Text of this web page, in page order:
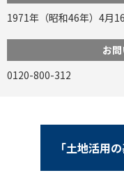
1971年（昭和46年）4月
お
0120-800-312
「土地活用